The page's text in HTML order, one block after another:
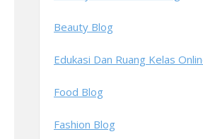
Beauty Blog
Edukasi Dan Ruang Kelas
Food Blog
Fashion Blog